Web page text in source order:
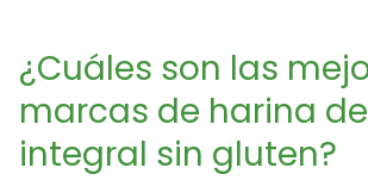
¿Cuáles son las
marcas de harina
integral sin gluten?